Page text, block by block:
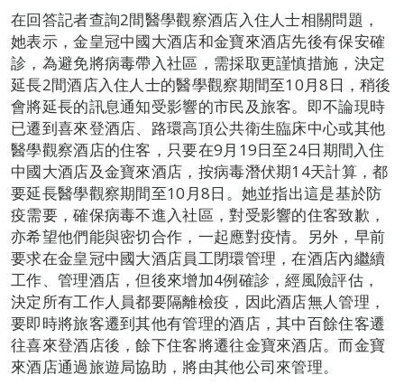
在回答記者查詢2間醫學觀察酒店入住人士相關問題，
她表示，金皇冠中國大酒店和金寶來酒店先後有保安確
診，為避免將病毒帶入社區，需採取更謹慎措施，決定
延長2間酒店入住人士的醫學觀察期間至10月8日，稍後
會將延長的訊息通知受影響的市民及旅客。即不論現時
已遷到喜來登酒店、路環高頂公共衛生臨床中心或其他
醫學觀察酒店的住客，只要在9月19日至24日期間入住
中國大酒店及金寶來酒店，按病毒潛伏期14天計算，都
要延長醫學觀察期間至10月8日。她並指出這是基於防
疫需要，確保病毒不進入社區，對受影響的住客致歉，
亦希望他們能與密切合作，一起應對疫情。另外，早前
要求在金皇冠中國大酒店員工閉環管理，在酒店內繼續
工作、管理酒店，但後來增加4例確診，經風險評估，
決定所有工作人員都要隔離檢疫，因此酒店無人管理，
要即時將旅客遷到其他有管理的酒店，其中百餘住客遷
往喜來登酒店後，餘下住客將遷往金寶來酒店。而金寶
來酒店通過旅遊局協助，將由其他公司來管理。